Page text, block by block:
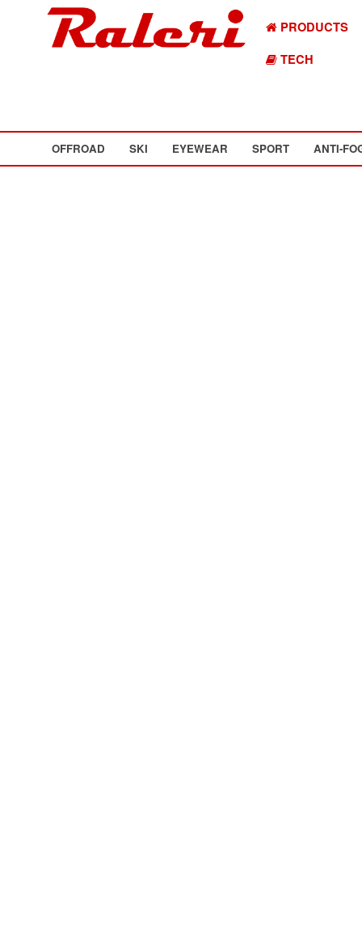
PRODUCTS
TECH
OFFROAD SKI EYEWEAR SPORT ANTI-